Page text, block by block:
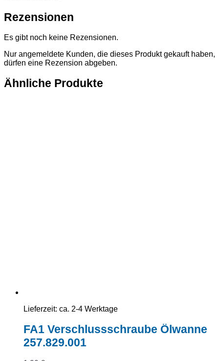
Rezensionen
Es gibt noch keine Rezensionen.
Nur angemeldete Kunden, die dieses Produkt gekauft haben,
dürfen eine Rezension abgeben.
Ähnliche Produkte
Lieferzeit: ca. 2-4 Werktage
FA1 Verschlussschraube Ölwanne
257.829.001